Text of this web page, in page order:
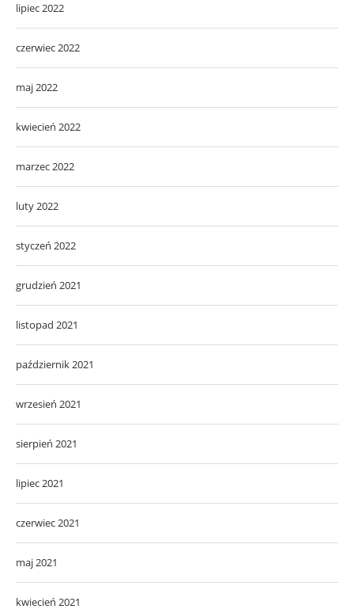
lipiec 2022
czerwiec 2022
maj 2022
kwiecień 2022
marzec 2022
luty 2022
styczeń 2022
grudzień 2021
listopad 2021
październik 2021
wrzesień 2021
sierpień 2021
lipiec 2021
czerwiec 2021
maj 2021
kwiecień 2021